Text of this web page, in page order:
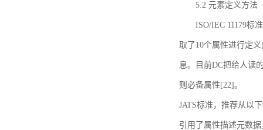
5.2 元素定义方法
ISO/IEC 11179标
取了10个属性进行定
息。目前DC把给人读
则必备属性[22]。
JATS标准，推荐从以
引用了属性描述元数